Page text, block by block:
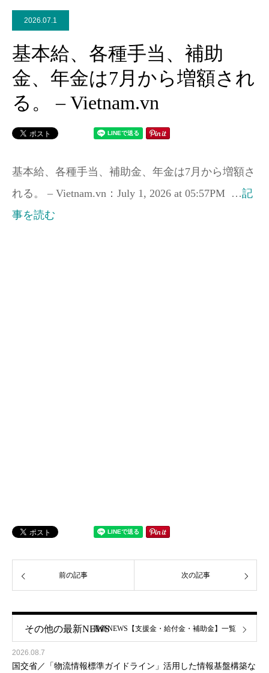
2026.07.1
基本給、各種手当、補助
金、年金は7月から増額され
る。 – Vietnam.vn
基本給、各種手当、補助金、年金は7月から増額さ
れる。 – Vietnam.vn：July 1, 2026 at 05:57PM …記
事を読む
前の記事 次の記事
その他の最新NEWS
2026.08.7
国交省／「物流情報標準ガイドライン」活用した情報基盤構築な
最新NEWS【支援金・給付金・補助金】一覧